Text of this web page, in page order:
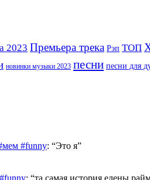
2023 Премьера трека Рэп ТОП
новинки музыки 2023 песни песни для
#funny: “Это я”